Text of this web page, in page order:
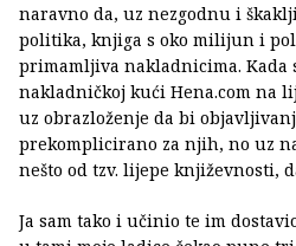
naravno da, uz nezgodnu i
politika, knjiga s oko milijun i
primamljiva nakladnicima. Kada
nakladničkoj kući Hena.com na
uz obrazloženje da bi
prekomplicirano za njih, no uz
nešto od tzv. lijepe književnosti,
Ja sam tako i učinio te im